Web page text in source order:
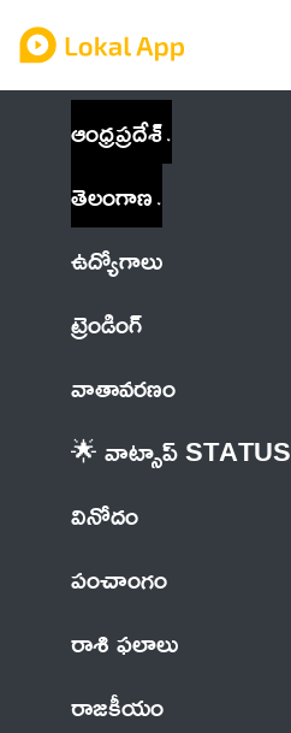
ఆంధ్రప్రదేశ్
తెలంగాణ
ఉద్యోగాలు
ట్రెండింగ్
వాతావరణం
🌟 వాట్సాప్ STATUS
వినోదం
పంచాంగం
రాశి ఫలాలు
రాజకీయం